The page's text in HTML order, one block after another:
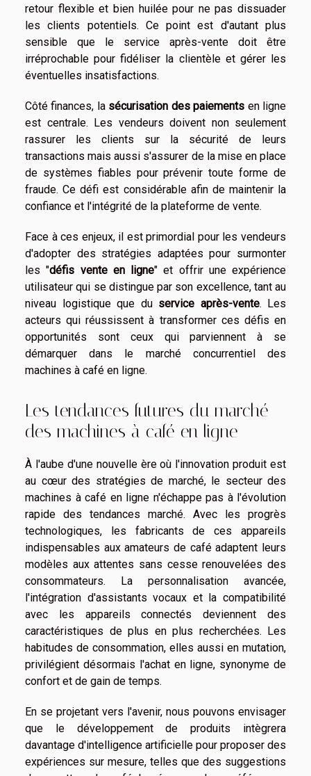
retour flexible et bien huilée pour ne pas dissuader
les clients potentiels. Ce point est d'autant plus
sensible que le service après-vente doit être
irréprochable pour fidéliser la clientèle et gérer les
éventuelles insatisfactions.
Côté finances, la sécurisation des paiements en ligne
est centrale. Les vendeurs doivent non seulement
rassurer les clients sur la sécurité de leurs
transactions mais aussi s'assurer de la mise en place
de systèmes fiables pour prévenir toute forme de
fraude. Ce défi est considérable afin de maintenir la
confiance et l'intégrité de la plateforme de vente.
Face à ces enjeux, il est primordial pour les vendeurs
d'adopter des stratégies adaptées pour surmonter
les "défis vente en ligne" et offrir une expérience
utilisateur qui se distingue par son excellence, tant au
niveau logistique que du service après-vente. Les
acteurs qui réussissent à transformer ces défis en
opportunités sont ceux qui parviennent à se
démarquer dans le marché concurrentiel des
machines à café en ligne.
Les tendances futures du marché
des machines à café en ligne
À l'aube d'une nouvelle ère où l'innovation produit est
au cœur des stratégies de marché, le secteur des
machines à café en ligne n'échappe pas à l'évolution
rapide des tendances marché. Avec les progrès
technologiques, les fabricants de ces appareils
indispensables aux amateurs de café adaptent leurs
modèles aux attentes sans cesse renouvelées des
consommateurs. La personnalisation avancée,
l'intégration d'assistants vocaux et la compatibilité
avec les appareils connectés deviennent des
caractéristiques de plus en plus recherchées. Les
habitudes de consommation, elles aussi en mutation,
privilégient désormais l'achat en ligne, synonyme de
confort et de gain de temps.
En se projetant vers l'avenir, nous pouvons envisager
que le développement de produits intègrera
davantage d'intelligence artificielle pour proposer des
expériences sur mesure, telles que des suggestions